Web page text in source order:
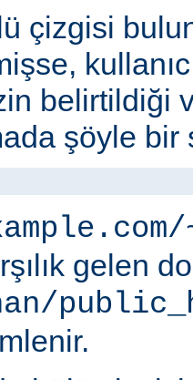
çizgisi
belirtildiği
şöyle bir
gelen